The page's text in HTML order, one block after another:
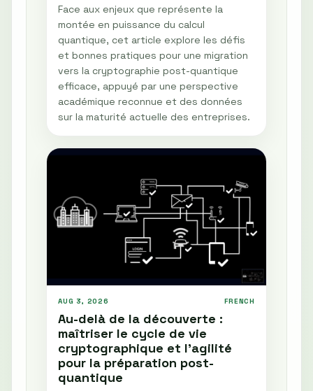
Face aux enjeux que représente la
montée en puissance du calcul
quantique, cet article explore les défis
et bonnes pratiques pour une migration
vers la cryptographie post-quantique
efficace, appuyé par une perspective
académique reconnue et des données
sur la maturité actuelle des entreprises.
AUG 3, 2026 FRENCH
Au-delà de la découverte :
maîtriser le cycle de vie
cryptographique et l'agilité
pour la préparation post-
quantique